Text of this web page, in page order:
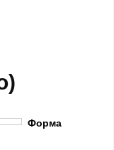
Форма